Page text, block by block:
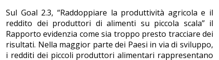
Sul Goal 2.3, “Raddoppiare la produttività agricola e il
reddito dei produttori di alimenti su piccola scala” il
Rapporto evidenzia come sia troppo presto tracciare dei
risultati. Nella maggior parte dei Paesi in via di sviluppo,
i redditi dei piccoli produttori alimentari rappresentano